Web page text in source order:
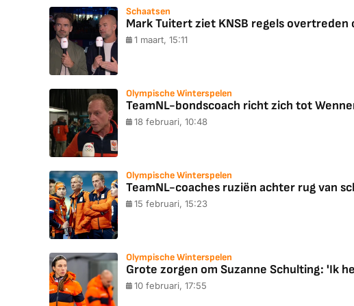
Schaatsen
Mark Tuitert ziet KNSB regels
1 maart, 15:11
Olympische Winterspelen
TeamNL-bondscoach richt zich tot
18 februari, 10:48
Olympische Winterspelen
TeamNL-coaches ruziën achter rug van
15 februari, 15:23
Olympische Winterspelen
Grote zorgen om Suzanne Schulting: 'Ik
10 februari, 17:55